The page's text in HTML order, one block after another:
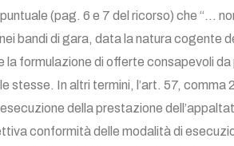
(pag. 6 e 7 del ricorso) che “…
bandi di gara, data la natura cogente
la formulazione di offerte consapevoli
stesse. In altri termini, l’art. 57, comma
della prestazione
conformità delle modalità di